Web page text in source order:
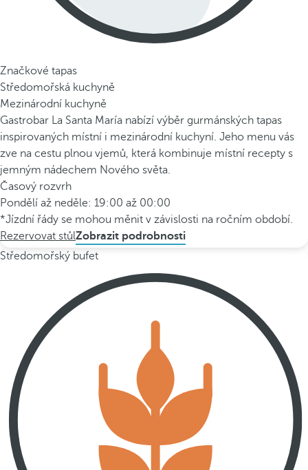
Značkové tapas
Středomořská kuchyně
Mezinárodní kuchyně
Gastrobar La Santa María nabízí výběr gurmánských tapas
inspirovaných místní i mezinárodní kuchyní. Jeho menu vás
zve na cestu plnou vjemů, která kombinuje místní recepty s
jemným nádechem Nového světa.
Časový rozvrh
Pondělí až neděle: 19:00 až 00:00
*Jízdní řády se mohou měnit v závislosti na ročním období.
Rezervovat stůlZobrazit podrobnosti
Středomořský bufet